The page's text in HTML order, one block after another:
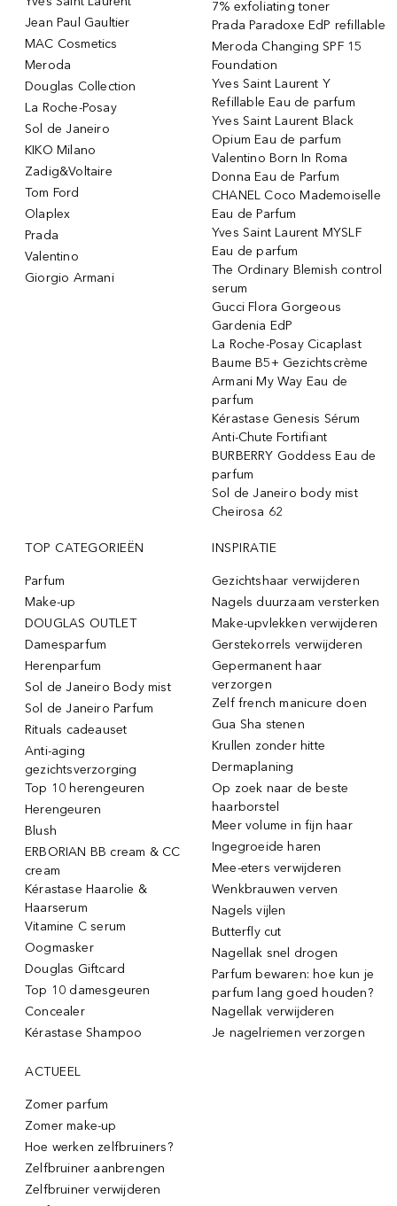
Jean Paul Gaultier
MAC Cosmetics
Meroda
Douglas Collection
La Roche-Posay
Sol de Janeiro
KIKO Milano
Zadig&Voltaire
Tom Ford
Olaplex
Prada
Valentino
Giorgio Armani
7% exfoliating toner
Prada Paradoxe EdP refillable
Meroda Changing SPF 15
Foundation
Yves Saint Laurent Y
Refillable Eau de parfum
Yves Saint Laurent Black
Opium Eau de parfum
Valentino Born In Roma
Donna Eau de Parfum
CHANEL Coco Mademoiselle
Eau de Parfum
Yves Saint Laurent MYSLF
Eau de parfum
The Ordinary Blemish control
serum
Gucci Flora Gorgeous
Gardenia EdP
La Roche-Posay Cicaplast
Baume B5+ Gezichtscrème
Armani My Way Eau de
parfum
Kérastase Genesis Sérum
Anti-Chute Fortifiant
BURBERRY Goddess Eau de
parfum
Sol de Janeiro body mist
Cheirosa 62
TOP CATEGORIEËN
Parfum
Make-up
DOUGLAS OUTLET
Damesparfum
Herenparfum
Sol de Janeiro Body mist
Sol de Janeiro Parfum
Rituals cadeauset
Anti-aging
gezichtsverzorging
Top 10 herengeuren
Herengeuren
Blush
ERBORIAN BB cream & CC
cream
Kérastase Haarolie &
Haarserum
Vitamine C serum
Oogmasker
Douglas Giftcard
Top 10 damesgeuren
Concealer
Kérastase Shampoo
INSPIRATIE
Gezichtshaar verwijderen
Nagels duurzaam versterken
Make-upvlekken verwijderen
Gerstekorrels verwijderen
Gepermanent haar
verzorgen
Zelf french manicure doen
Gua Sha stenen
Krullen zonder hitte
Dermaplaning
Op zoek naar de beste
haarborstel
Meer volume in fijn haar
Ingegroeide haren
Mee-eters verwijderen
Wenkbrauwen verven
Nagels vijlen
Butterfly cut
Nagellak snel drogen
Parfum bewaren: hoe kun je
parfum lang goed houden?
Nagellak verwijderen
Je nagelriemen verzorgen
ACTUEEL
Zomer parfum
Zomer make-up
Hoe werken zelfbruiners?
Zelfbruiner aanbrengen
Zelfbruiner verwijderen